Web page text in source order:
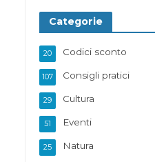
Categorie
Codici sconto
20
Consigli pratici
107
Cultura
29
Eventi
51
Natura
25